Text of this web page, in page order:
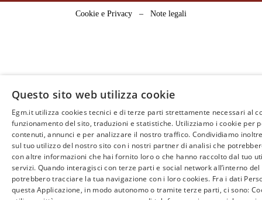
Cookie e Privacy – Note legali
Questo sito web utilizza cookie
Egm.it utilizza cookies tecnici e di terze parti strettamente necessari al
funzionamento del sito, traduzioni e statistiche. Utilizziamo i cookie per
contenuti, annunci e per analizzare il nostro traffico. Condividiamo
sul tuo utilizzo del nostro sito con i nostri partner di analisi che
con altre informazioni che hai fornito loro o che hanno raccolto dal tuo
servizi. Quando interagisci con terze parti e social network all’interno
potrebbero tracciare la tua navigazione con i loro cookies. Fra i dati
questa Applicazione, in modo autonomo o tramite terze parti, ci sono: